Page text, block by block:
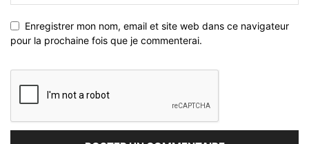
Enregistrer mon nom, email et site web dans ce navigateur
pour la prochaine fois que je commenterai.